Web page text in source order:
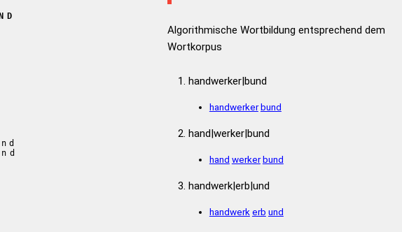
Algorithmische Wortbildung entsprechend dem
Wortkorpus
handwerker|bund
handwerkerbund
hand|werker|bund
hand werkerbund
handwerk|erb|und
handwerk erb und